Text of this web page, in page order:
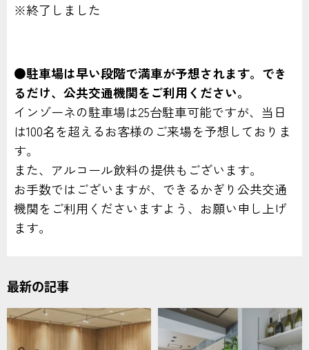
※終了しました
●駐車場は早い段階で満車が予想されます。でき
るだけ、公共交通機関をご利用ください。
インゾーネの駐車場は25台駐車可能ですが、当日
は100名を超えるお客様のご来場を予想しておりま
す。
また、アルコール飲料の提供もございます。
お手数ではございますが、できるかぎり公共交通
機関をご利用くださいますよう、お願い申し上げ
ます。
最新の記事